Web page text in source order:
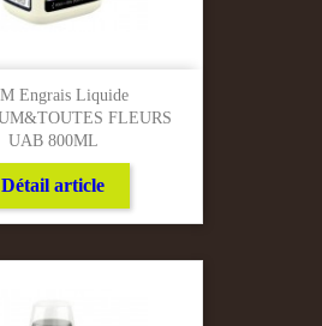
Engrais Liquide
FLEURS
UAB 800ML
Détail article